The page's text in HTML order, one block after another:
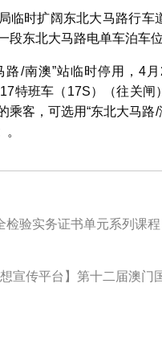
临时扩阔东北大马路行
段东北大马路电单车泊车
路/南澳”站临时停用，4
特班车（17S）（往关
乘客，可选用“东北大马路
。
检验实务证书单元系列课
想宣传平台】第十二届澳